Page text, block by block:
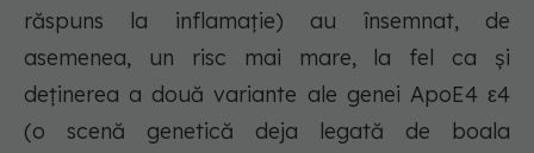
răspuns la inflamație) au însemnat, de
asemenea, un risc mai mare, la fel ca și
deținerea a două variante ale genei ApoE4 ε4
(o scenă genetică deja legată de boala